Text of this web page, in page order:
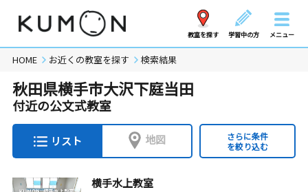
教室を探す 学習中の方 メニュー
HOME お近くの教室を探す 検索結果
秋田県横手市大沢下庭当田
付近の公文式教室
リスト 地図
さらに条件
を絞り込む
横手水上教室